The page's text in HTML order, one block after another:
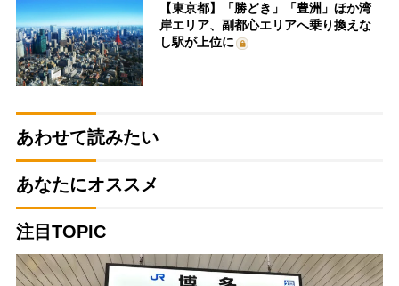
【東京都】「勝どき」「豊洲」ほか湾
岸エリア、副都心エリアへ乗り換えな
し駅が上位に
あわせて読みたい
あなたにオススメ
注目TOPIC